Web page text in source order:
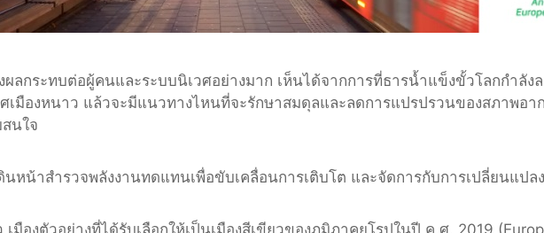
ลกระทบต่อผู้คนและระบบนิเวศอย่างมาก เห็นได้จากการที่ธารน้ำแข็งขั้วโลกกำลั
เมืองหนาว แล้วจะมีแนวทางไหนที่จะรักษาสมดุลและลดการแปรปรวนของสภาพอา
นใจ
ดินหน้าสำรวจพลังงานทดแทนเพื่อขับเคลื่อนการเติบโต และจัดการกับการเปลี่ยนแป
เมืองตัวอย่างที่ได้รับเลือกให้เป็นเมืองสีเขียวของภูมิภาคยุโรปในปี ค.ศ. 2019